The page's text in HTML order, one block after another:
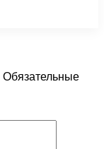
Обязательные